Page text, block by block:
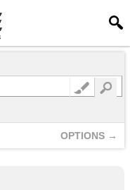
OPTIONS →